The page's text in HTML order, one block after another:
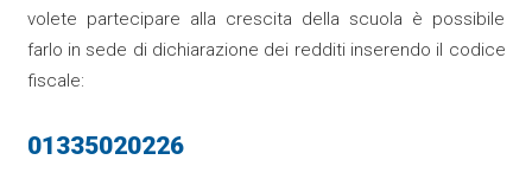
volete partecipare alla crescita della scuola è possibile
farlo in sede di dichiarazione dei redditi inserendo il codice
fiscale:
01335020226